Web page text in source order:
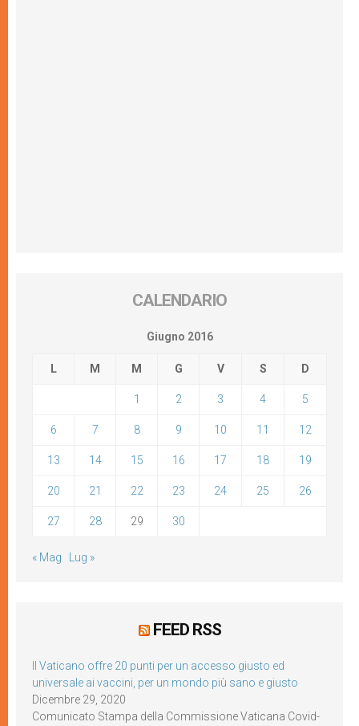
CALENDARIO
Giugno 2016
L M M G V S D
1 2 3 4 5
6 7 8 9 10 11 12
13 14 15 16 17 18 19
20 21 22 23 24 25 26
27 28 29 30
« Mag Lug »
FEED RSS
Il Vaticano offre 20 punti per un accesso giusto ed
universale ai vaccini, per un mondo più sano e giusto
Dicembre 29, 2020
Comunicato Stampa della Commissione Vaticana Covid-